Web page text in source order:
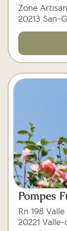
Zone
20213 San-
Pompes
Rn 198
20221